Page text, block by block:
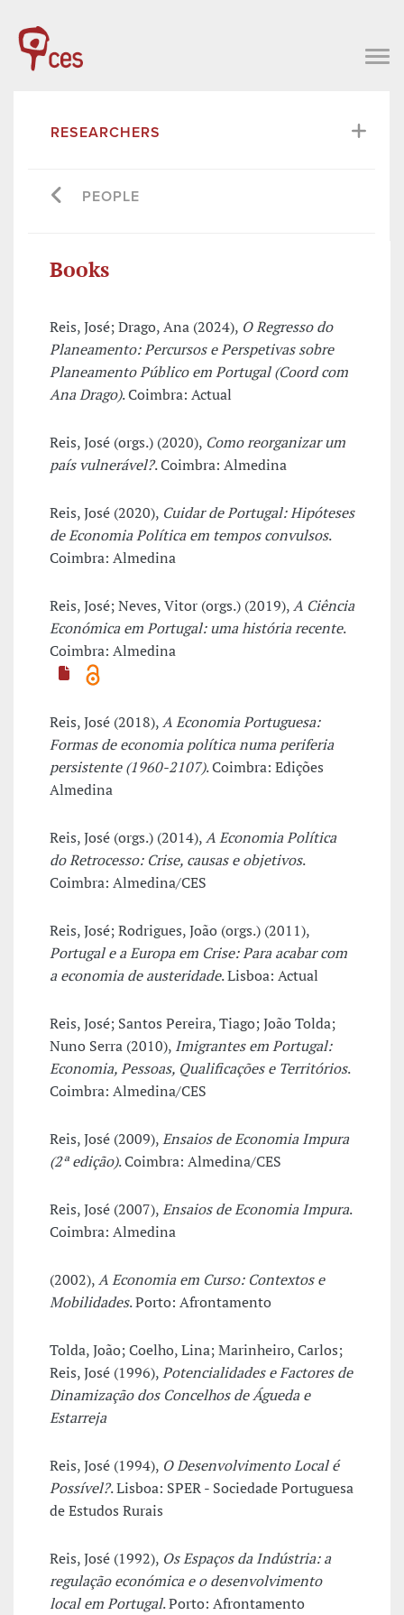
RESEARCHERS
PEOPLE
Books
Reis, José; Drago, Ana (2024), O Regresso do
Planeamento: Percursos e Perspetivas sobre
Planeamento Público em Portugal (Coord com
Ana Drago). Coimbra: Actual
Reis, José (orgs.) (2020), Como reorganizar um
país vulnerável?. Coimbra: Almedina
Reis, José (2020), Cuidar de Portugal: Hipóteses
de Economia Política em tempos convulsos.
Coimbra: Almedina
Reis, José; Neves, Vitor (orgs.) (2019),A Ciência
Económica em Portugal: uma história recente.
Coimbra: Almedina
Reis, José (2018),A Economia Portuguesa:
Formas de economia política numa periferia
persistente (1960-2107). Coimbra: Edições
Almedina
Reis, José (orgs.) (2014),A Economia Política
do Retrocesso: Crise, causas e objetivos.
Coimbra: Almedina/CES
Reis, José; Rodrigues, João (orgs.) (2011),
Portugal e a Europa em Crise: Para acabar com
a economia de austeridade. Lisboa: Actual
Reis, José; Santos Pereira, Tiago; João Tolda;
Nuno Serra (2010), Imigrantes em Portugal:
Economia, Pessoas, Qualificações e Territórios.
Coimbra: Almedina/CES
Reis, José (2009),Ensaios de Economia Impura
(2ª edição). Coimbra: Almedina/CES
Reis, José (2007),Ensaios de Economia Impura.
Coimbra: Almedina
(2002),A Economia em Curso: Contextos e
Mobilidades. Porto: Afrontamento
Tolda, João; Coelho, Lina; Marinheiro, Carlos;
Reis, José (1996),Potencialidades e Factores de
Dinamização dos Concelhos de Águeda e
Estarreja
Reis, José (1994), O Desenvolvimento Local é
Possível?. Lisboa: SPER - Sociedade Portuguesa
de Estudos Rurais
Reis, José (1992), Os Espaços da Indústria: a
regulação económica e o desenvolvimento
local em Portugal. Porto: Afrontamento